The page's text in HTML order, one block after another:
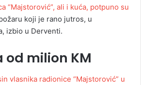
“Majstorović”, ali i kuća, potpuno su
koji je rano jutros, u
izbio u Derventi.
od milion KM
vlasnika radionice “Majstorović” u